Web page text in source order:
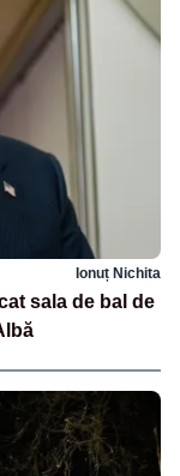
Ionuț Nichita
sala de bal de